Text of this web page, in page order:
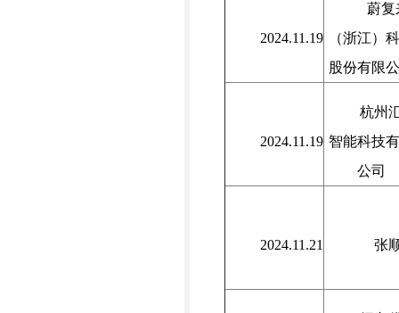
2024.11.19
蔚复
（浙江）
股份有限
2024.11.19
杭州
智能科技
公司
2024.11.21 张